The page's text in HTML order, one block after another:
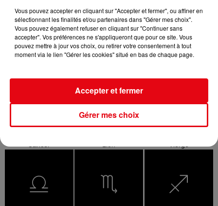
Vous pouvez accepter en cliquant sur "Accepter et fermer", ou affiner en
sélectionnant les finalités et/ou partenaires dans "Gérer mes choix".
Vous pouvez également refuser en cliquant sur "Continuer sans
accepter". Vos préférences ne s'appliqueront que pour ce site. Vous
pouvez mettre à jour vos choix, ou retirer votre consentement à tout
moment via le lien "Gérer les cookies" situé en bas de chaque page.
Gérer mes choix
Accepter et fermer